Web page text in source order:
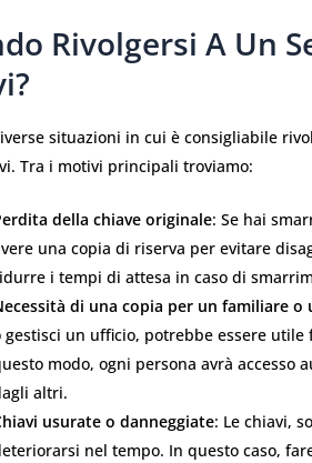
Rivolgersi A Un
situazioni in cui è consigliabile
Tra i motivi principali troviamo:
della chiave originale: Se hai
una copia di riserva per evitare
i tempi di attesa in caso di
di una copia per un familiare
gestisci un ufficio, potrebbe essere
modo, ogni persona avrà accesso
altri.
usurate o danneggiate: Le chiavi,
nel tempo. In questo caso,